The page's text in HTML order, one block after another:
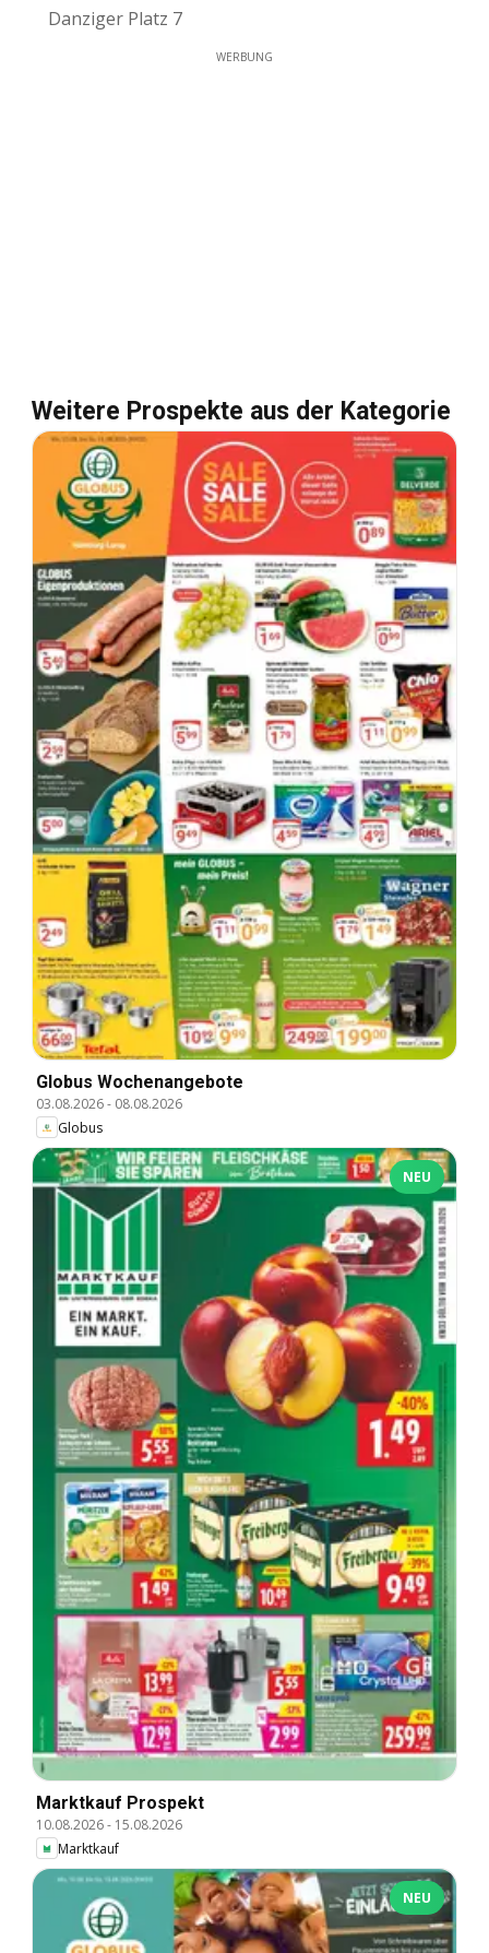
Danziger Platz 7
WERBUNG
Weitere Prospekte aus der Kategorie
Globus Wochenangebote
03.08.2026- 08.08.2026
Globus
NEU
Marktkauf Prospekt
10.08.2026- 15.08.2026
Marktkauf
NEU